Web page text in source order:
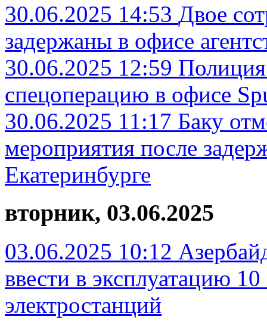
30.06.2025 14:53 Двое
задержаны в офисе
30.06.2025 12:59
спецоперацию в офисе
30.06.2025 11:17 Баку
мероприятия после
Екатеринбурге
вторник, 03.06.2025
03.06.2025 10:12
ввести в эксплуатацию
электростанций